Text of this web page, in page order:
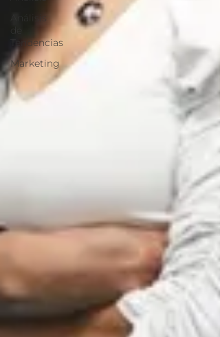
Tendencias
Marketing